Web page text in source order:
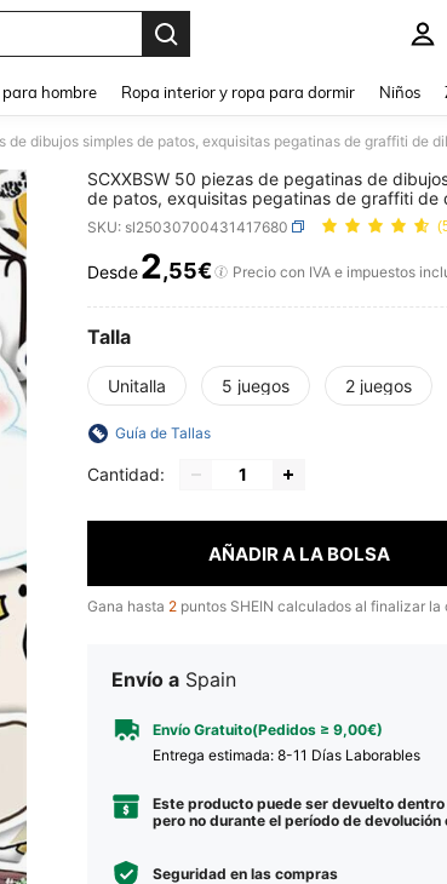
para hombre Ropa interior y ropa para dormir Niños
SCXXBSW 50 piezas de pegatinas de
de patos, exquisitas pegatinas de graffiti de
animados, decoración DIY para patineta,
guitarra, pegatinas impermeables, útiles
SKU: sl25030700431417680
PRICE AND
Desde2,55€ Precio con IVA e impuestos
Talla
Unitalla 5 juegos 2 juegos
Guía de Tallas
Cantidad:
AÑADIR A LA BOLSA
Gana hasta 2 puntos SHEIN calculados al finalizar la
Envío a Spain
Envío Gratuito(Pedidos ≥ 9,00€)
Entrega estimada: 8-11 Días Laborables
Este producto puede ser devuelto dentro
pero no durante el período de devolución
Seguridad en las compras